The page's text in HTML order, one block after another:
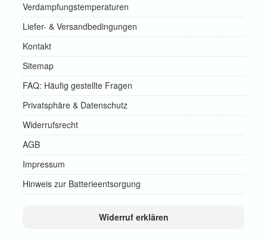
Verdampfungstemperaturen
Liefer- & Versandbedingungen
Kontakt
Sitemap
FAQ: Häufig gestellte Fragen
Privatsphäre & Datenschutz
Widerrufsrecht
AGB
Impressum
Hinweis zur Batterieentsorgung
Widerruf erklären